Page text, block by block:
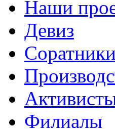
Наши
Девиз
Соратники
Филиалы